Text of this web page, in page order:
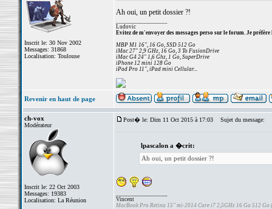
Inscrit le: 30 Nov 2002
Messages: 31868
Localisation: Toulouse
Ah oui, un petit dossier ?!
Ludovic
Evitez de m'envoyer des messages perso sur le forum. Je préfère
MBP M1 16", 16 Go, SSD 512 Go
iMac 27" 2,9 GHz, 16 Go, 3 To FusionDrive
iMac G4 24" 1,6 Ghz, 1 Go, SuperDrive
iPhone 12 mini 128 Go
iPad Pro 11", iPad mini Cellular...
Revenir en haut de page
ch-vox
Modérateur
Inscrit le: 22 Oct 2003
Messages: 19383
Localisation: La Réunion
Post� le: Dim 11 Oct 2015 à 17:03 Sujet du message:
lpascalon a �crit:
Ah oui, un petit dossier ?!
Vincent
MacBook Pro Retina 15" mi-2014 Core i7 2,5GHz 16 Go 512 Go